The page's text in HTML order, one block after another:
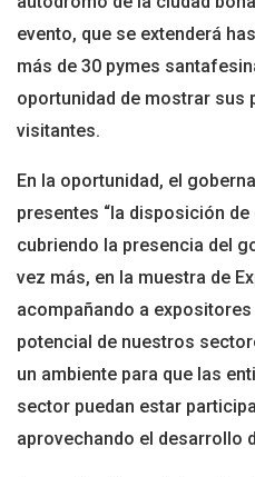
evento, que se extenderá
más de 30 pymes
oportunidad de mostrar sus
visitantes.
En la oportunidad, el
presentes “la disposición
cubriendo la presencia del
vez más, en la muestra de
acompañando a
potencial de nuestros
un ambiente para que las
sector puedan estar
aprovechando el desarrollo